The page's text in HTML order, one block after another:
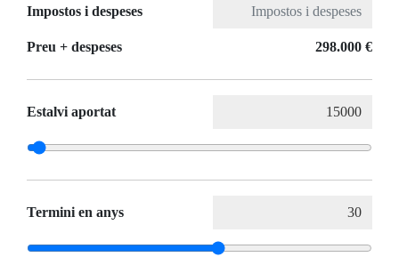
Impostos i despeses
Preu + despeses 298.000 €
Estalvi aportat
Termini en anys